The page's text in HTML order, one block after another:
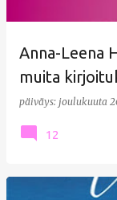
Anna-Leena
muita
päiväys: joulukuuta
12